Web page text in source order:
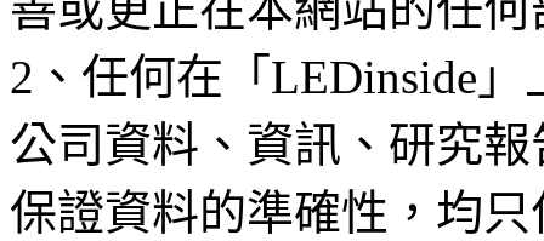
2、任何在「LEDinside
公司資料、資訊、研究
保證資料的準確性，均